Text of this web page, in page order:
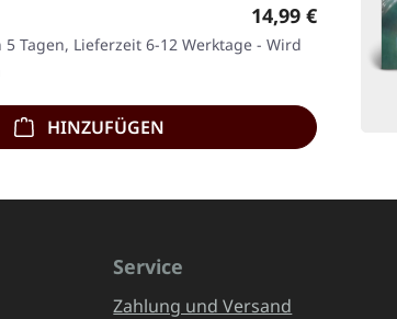
Regulärer Preis:
14,99 €
Tagen, Lieferzeit 6-12 Werktage - Wird
HINZUFÜGEN
Service
Zahlung und Versand